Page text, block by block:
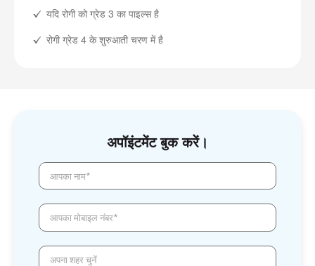
यदि रोगी को ग्रेड 3 का पाइल्स है
रोगी ग्रेड 4 के शुरुआती चरण में है
अपॉइंटमेंट बुक करें।
आपका नाम*
आपका मोबाइल नंबर*
अपना शहर चुनें